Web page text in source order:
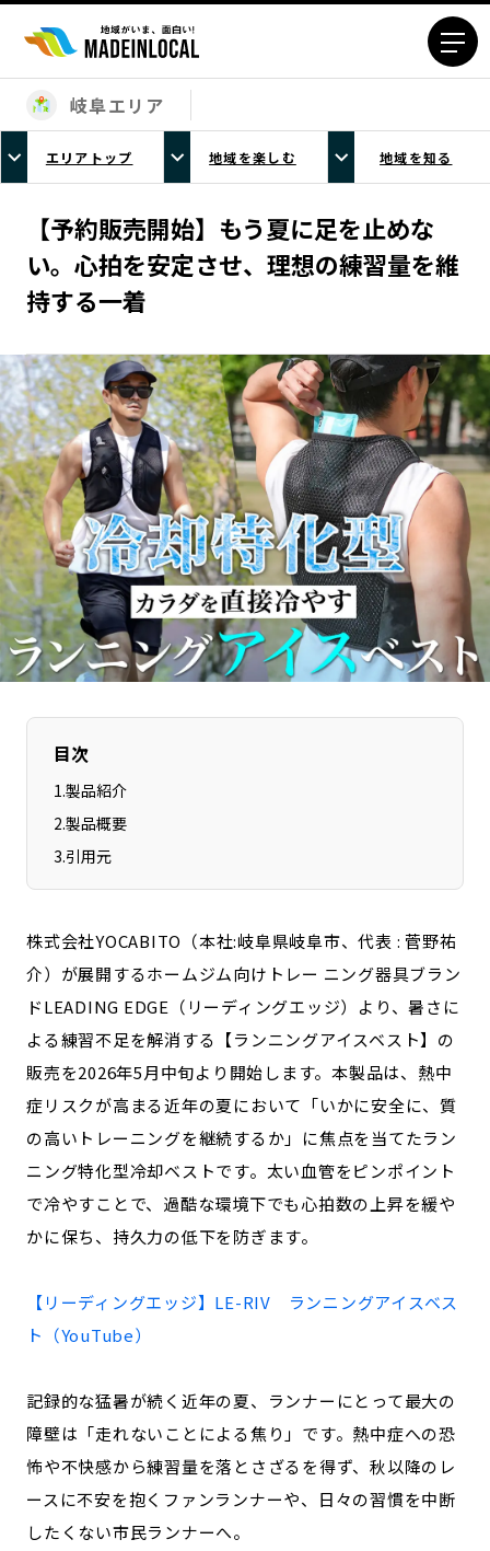
エリアから探す
北海道エリア
青森エリア
岩手エリア
秋田エリア
山形エリア
福島エリア
茨城エリア
栃木エリア
埼玉エリア
千葉エリア
東京23区エリア
多摩エリア
神奈川エリア
新潟エリア
富山エリア
石川エリア
福井エリア
山梨エリア
長野エリア
岐阜エリア
静岡エリア
愛知エリア
三重エリア
滋賀エリア
京都エリア
大阪市エリア
北摂エリア
堺・泉州エリア
河内エリア
兵庫エリア
奈良エリア
和歌山エリア
鳥取エリア
岡山エリア
山口エリア
香川エリア
高知エリア
福岡エリア
沖縄エリア
カテゴリから探す
特集コンテンツ
地域を代表する 企業100選
プレスリリース
行政連携記事
MILCプロジェクト
選出企業特別対談
イベント
飲食店
地域豆知識
「人」から探す
記事ライター アンバサダー
岐阜エリア
エリアトップ 地域を楽しむ 地域を知る
【予約販売開始】もう夏に足を止めな
い。心拍を安定させ、理想の練習量を維
持する一着
目次
1.製品紹介
2.製品概要
3.引用元
株式会社YOCABITO（本社:岐阜県岐阜市、代表 : 菅野祐
介）が展開するホームジム向けトレー ニング器具ブラン
ドLEADING EDGE（リーディングエッジ）より、暑さに
よる練習不足を解消する【ランニングアイスベスト】の
販売を2026年5月中旬より開始します。本製品は、熱中
症リスクが高まる近年の夏において「いかに安全に、質
の高いトレーニングを継続するか」に焦点を当てたラン
ニング特化型冷却ベストです。太い血管をピンポイント
で冷やすことで、過酷な環境下でも心拍数の上昇を緩や
かに保ち、持久力の低下を防ぎます。
【リーディングエッジ】LE-RIV ランニングアイスベス
ト（YouTube）
記録的な猛暑が続く近年の夏、ランナーにとって最大の
障壁は「走れないことによる焦り」です。熱中症への恐
怖や不快感から練習量を落とさざるを得ず、秋以降のレ
ースに不安を抱くファンランナーや、日々の習慣を中断
したくない市民ランナーへ。